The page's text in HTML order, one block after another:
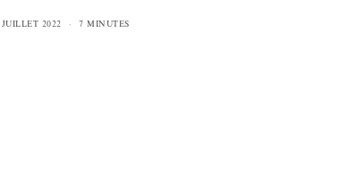
JUILLET 2022 7 MINUTES